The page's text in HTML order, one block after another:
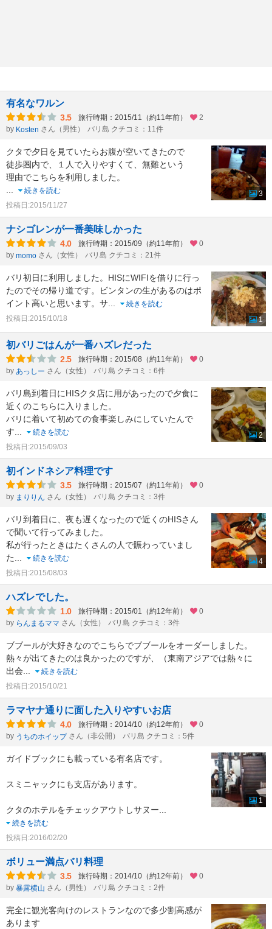
有名なワルン
3.5 旅行時期：2015/11（約11年前）
2
by Kosten さん（男性） バリ島 クチコミ：11件
クタで夕日を見ていたらお腹が空いてきたので
徒歩圏内で、１人で入りやすくて、無難という
理由でこちらを利用しました。
...
続きを読む
投稿日:2015/11/27
3
ナシゴレンが一番美味しかった
4.0 旅行時期：2015/09（約11年前）
0
by momo さん（女性） バリ島 クチコミ：21件
バリ初日に利用しました。HISにWIFIを借りに行っ
たのでその帰り道です。ビンタンの生があるのはポ
イント高いと思います。サ...
続きを読む
投稿日:2015/10/18
1
初バリごはんが一番ハズレだった
2.5 旅行時期：2015/08（約11年前）
0
by あっしー さん（女性） バリ島 クチコミ：6件
バリ島到着日にHISクタ店に用があったので夕食に
近くのこちらに入りました。
バリに着いて初めての食事楽しみにしていたんで
す...
続きを読む
投稿日:2015/09/03
2
初インドネシア料理です
3.5 旅行時期：2015/07（約11年前）
0
by まりりん さん（女性） バリ島 クチコミ：3件
バリ到着日に、夜も遅くなったので近くのHISさん
で聞いて行ってみました。
私が行ったときはたくさんの人で賑わっていまし
た...
続きを読む
投稿日:2015/08/03
4
ハズレでした。
1.0 旅行時期：2015/01（約12年前）
0
by らんまるママ さん（女性） バリ島 クチコミ：3件
ブブールが大好きなのでこちらでブブールをオーダーしました。
熱々が出てきたのは良かったのですが、（東南アジアでは熱々に
出会...
続きを読む
投稿日:2015/10/21
ラマヤナ通りに面した入りやすいお店
4.0 旅行時期：2014/10（約12年前）
0
by うちのホイップ さん（非公開） バリ島 クチコミ：5件
ガイドブックにも載っている有名店です。
スミニャックにも支店があります。
クタのホテルをチェックアウトしサヌー...
続きを読む
投稿日:2016/02/20
1
ボリュー満点バリ料理
3.5 旅行時期：2014/10（約12年前）
0
by 暴露横山 さん（男性） バリ島 クチコミ：2件
完全に観光客向けのレストランなので多少割高感が
あります